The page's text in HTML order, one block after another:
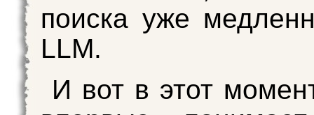
поиска уже
LLM.
И вот в этот